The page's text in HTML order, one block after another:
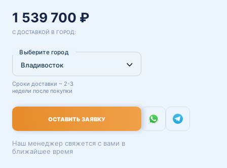
1 539 700 ₽
С ДОСТАВКОЙ В ГОРОД:
Выберите город
Сроки доставки ~ 2-3
недели после покупки
ОСТАВИТЬ ЗАЯВКУ
Наш менеджер свяжется с вами в
ближайшее время